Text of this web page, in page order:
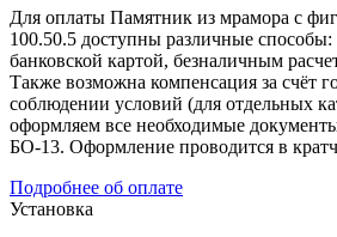
Для оплаты Памятник из мрамора с
100.50.5 доступны различные
банковской картой, безналичным
Также возможна компенсация за счёт
соблюдении условий (для отдельных
оформляем все необходимые
БО-13. Оформление проводится в
Подробнее об оплате
Установка